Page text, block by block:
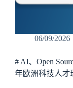
06/09/2026
# AI、Open
年欧洲科技人才